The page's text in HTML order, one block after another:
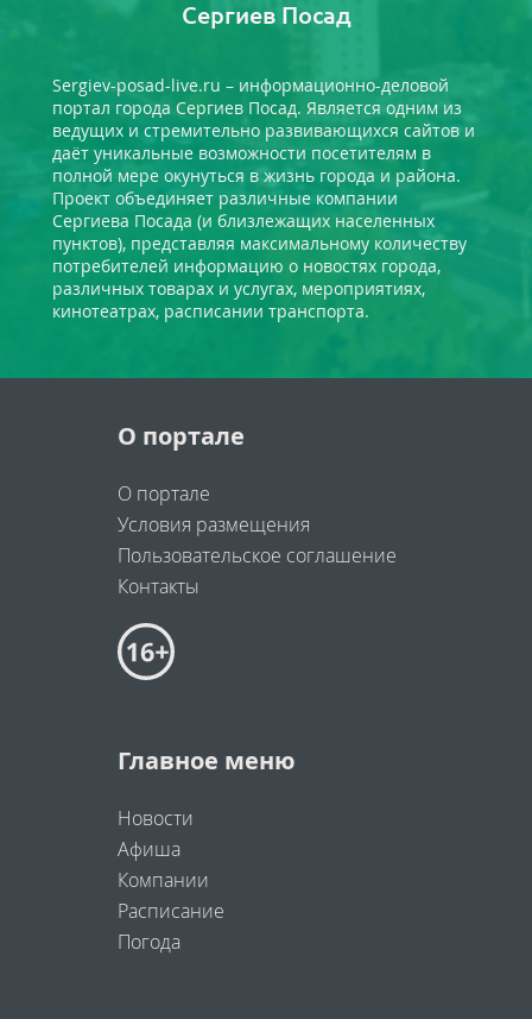
Сергиев Посад
Sergiev-posad-live.ru – информационно-деловой
портал города Сергиев Посад. Является одним из
ведущих и стремительно развивающихся сайтов и
даёт уникальные возможности посетителям в
полной мере окунуться в жизнь города и района.
Проект объединяет различные компании
Сергиева Посада (и близлежащих населенных
пунктов), представляя максимальному количеству
потребителей информацию о новостях города,
различных товарах и услугах, мероприятиях,
кинотеатрах, расписании транспорта.
О портале
О портале
Условия размещения
Пользовательское соглашение
Контакты
Главное меню
Новости
Афиша
Компании
Расписание
Погода